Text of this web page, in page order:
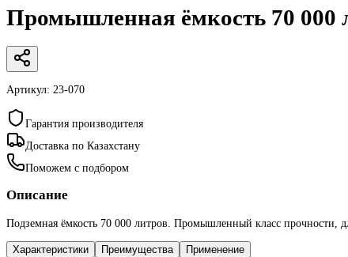
Промышленная ёмкость 70 000
Артикул: 23-070
Гарантия производителя
Доставка по Казахстану
Поможем с подбором
Описание
Подземная ёмкость 70 000 литров. Промышленный класс прочности,
Характеристики Преимущества Применение